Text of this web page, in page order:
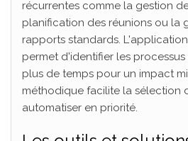
récurrentes comme la gestion
planification des réunions ou la
rapports standards.
permet d'identifier les
plus de temps pour un impact
méthodique facilite la sélection
automatiser en priorité.